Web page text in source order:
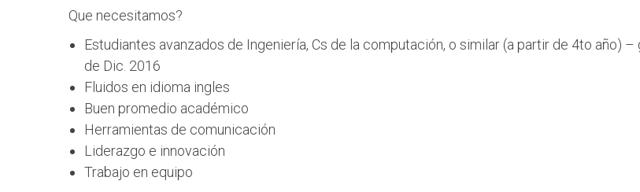
Que necesitamos?
Estudiantes avanzados de Ingeniería, Cs de la computación, o similar (a partir de 4to año) –
de Dic. 2016
Fluidos en idioma ingles
Buen promedio académico
Herramientas de comunicación
Liderazgo e innovación
Trabajo en equipo